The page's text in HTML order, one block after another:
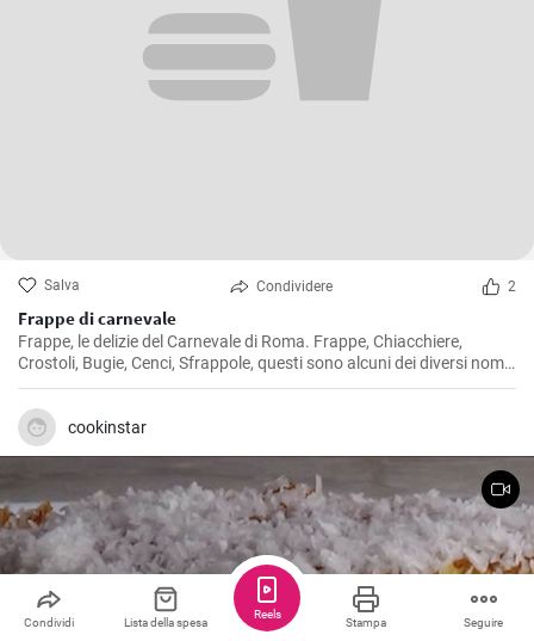
Salva Condividere 2
Frappe di carnevale
Frappe, le delizie del Carnevale di Roma. Frappe, Chiacchiere,
Crostoli, Bugie, Cenci, Sfrappole, questi sono alcuni dei diversi nomi
di questi tipici dolcetti del Carnevale italiano.
cookinstar
Condividi Lista della spesa Stampa Seguire
Reels